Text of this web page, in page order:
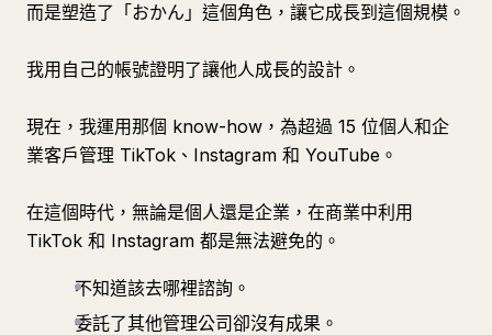
而是塑造了「おかん」這個角色，讓它成長到這個規模。
我用自己的帳號證明了讓他人成長的設計。
現在，我運用那個 know-how，為超過 15 位個人和企
業客戶管理 TikTok、Instagram 和 YouTube。
在這個時代，無論是個人還是企業，在商業中利用
TikTok 和 Instagram 都是無法避免的。
不知道該去哪裡諮詢。
委託了其他管理公司卻沒有成果。